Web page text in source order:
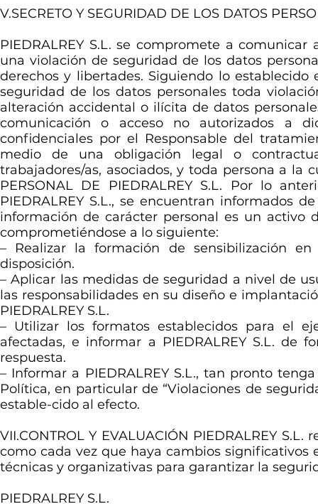
V.SECRETO Y SEGURIDAD DE LOS DATOS
PIEDRALREY S.L. se compromete a
una violación de seguridad de los datos
derechos y libertades. Siguiendo lo
seguridad de los datos personales toda
alteración accidental o ilícita de datos
comunicación o acceso no autorizados a
confidenciales por el Responsable del
medio de una obligación legal o
trabajadores/as, asociados, y toda persona a la
PERSONAL DE PIEDRALREY S.L. Por lo
PIEDRALREY S.L., se encuentran informados
información de carácter personal es un activo
comprometiéndose a lo siguiente:
– Realizar la formación de sensibilización
disposición.
– Aplicar las medidas de seguridad a nivel de
las responsabilidades en su diseño e
PIEDRALREY S.L.
– Utilizar los formatos establecidos para el
afectadas, e informar a PIEDRALREY S.L.
respuesta.
– Informar a PIEDRALREY S.L., tan pronto
Política, en particular de “Violaciones de
estable-cido al efecto.
VII.CONTROL Y EVALUACIÓN PIEDRALREY
como cada vez que haya cambios
técnicas y organizativas para garantizar la
PIEDRALREY S.L.